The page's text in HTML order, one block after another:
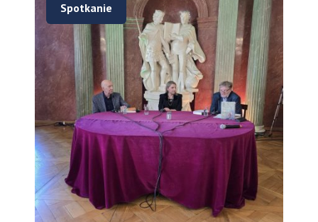
Spotkanie